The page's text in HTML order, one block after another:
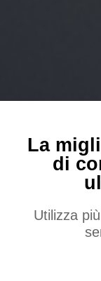
La
di
Utilizza